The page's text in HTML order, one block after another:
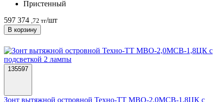
Пристенный
597 374 ,72 тг/шт
В корзину
135597
Зонт вытяжной островной Техно-ТТ МВО-2,0МСВ-1,8ЦК с